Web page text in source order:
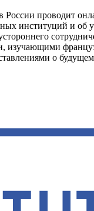
проводит
институций и об
изучающими
о